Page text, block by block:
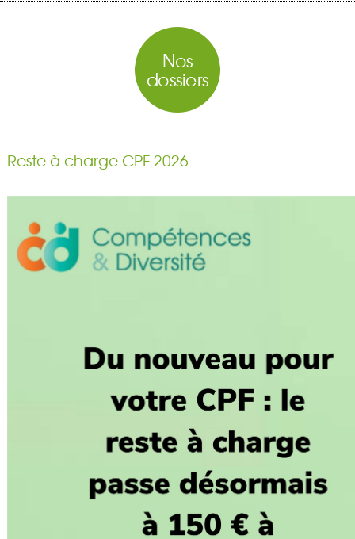
Nos
dossiers
Reste à charge CPF 2026